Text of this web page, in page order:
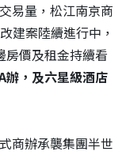
易量，松江南京商
建案陸續進行中，
房價及租金持續看
辦，及六星級酒店
商辦承襲集團半世